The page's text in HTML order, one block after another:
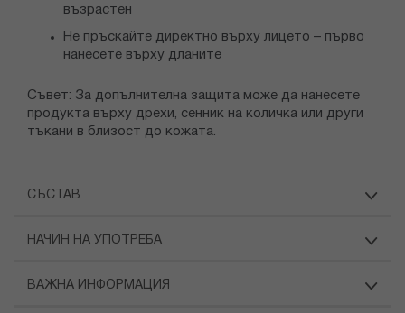
възрастен
Не пръскайте директно върху лицето – първо
нанесете върху дланите
Съвет: За допълнителна защита може да нанесете
продукта върху дрехи, сенник на количка или други
тъкани в близост до кожата.
СЪСТАВ
НАЧИН НА УПОТРЕБА
ВАЖНА ИНФОРМАЦИЯ